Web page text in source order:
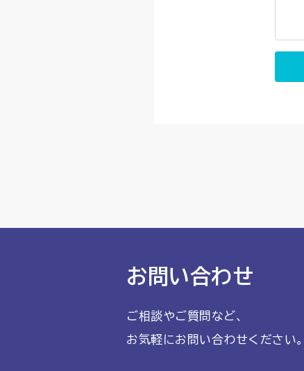
お問い合わせ
ご相談やご質問など、
お気軽にお問い合わせください。